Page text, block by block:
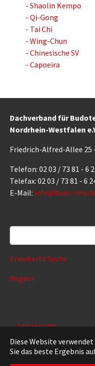
Diese Website
Sie das beste Ergebnis
- Shaolin Kempo
- Qi-Gong
- Tai Chi
- Wing-Chun
- Chinesische SV
- Capoeira
Dachverband für
Nordrhein-Westfalen
Friedrich-Alfred-Allee 25
Telefon: 02 03 / 73 81 - 6
Telefax: 02 03 / 73 81 - 6
E-Mail: info@budo-nrw.de
Erweiterte Suche
Regeln
Impressum
Datenschutz